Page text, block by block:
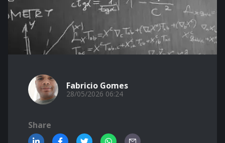
Fabricio Gomes
28/05/2026 06:24
Share